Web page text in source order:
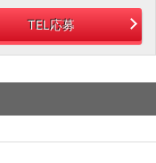
TEL応募